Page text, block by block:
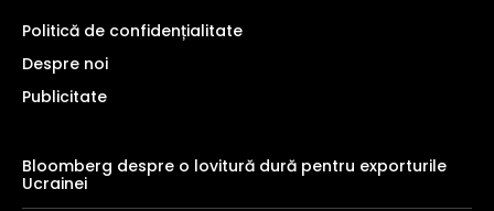
Politică de confidențialitate
Despre noi
Publicitate
Bloomberg despre o lovitură dură pentru exporturile
Ucrainei